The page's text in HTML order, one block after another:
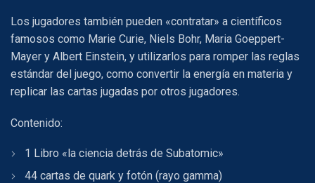
Los jugadores también pueden «contratar» a científicos
famosos como Marie Curie, Niels Bohr, Maria Goeppert-
Mayer y Albert Einstein, y utilizarlos para romper las reglas
estándar del juego, como convertir la energía en materia y
replicar las cartas jugadas por otros jugadores.
Contenido:
1 Libro «la ciencia detrás de Subatomic»
44 cartas de quark y fotón (rayo gamma)